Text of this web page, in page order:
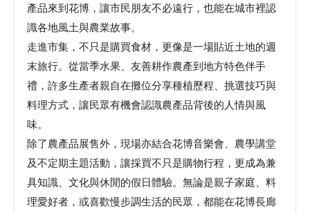
會
展
臺
北
回
饋
場
地
申
請
產品來到花博，讓市民朋友不必遠行，也能在城市裡認
識各地風土與農業故事。
走進市集，不只是購買食材，更像是一場貼近土地的週
末旅行。從當季水果、友善耕作農產到地方特色伴手
禮，許多生產者親自在攤位分享種植歷程、挑選技巧與
料理方式，讓民眾有機會認識農產品背後的人情與風
味。
除了農產品展售外，現場亦結合花博音樂會、農學講堂
及不定期主題活動，讓採買不只是購物行程，更成為兼
具知識、文化與休閒的假日體驗。無論是親子家庭、料
理愛好者，或喜歡慢步調生活的民眾，都能在花博長廊